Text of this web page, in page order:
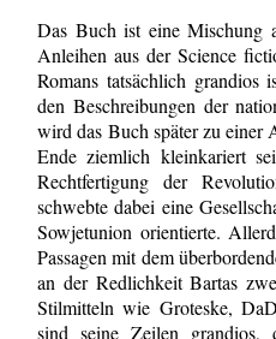
Das Buch ist eine Mischung
Anleihen aus der Science
Romans tatsächlich
den Beschreibungen der
wird das Buch später zu einer
Ende ziemlich kleinkariert
Rechtfertigung der
schwebte dabei eine
Sowjetunion orientierte.
Passagen mit dem
an der Redlichkeit Bartas
Stilmitteln wie Groteske,
sind seine Zeilen